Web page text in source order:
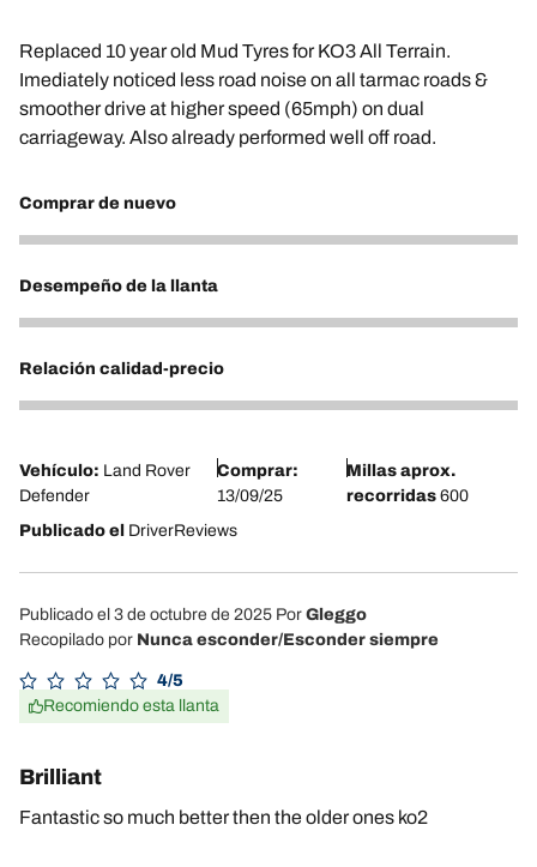
Replaced 10 year old Mud Tyres for KO3 All Terrain.
Imediately noticed less road noise on all tarmac roads &
smoother drive at higher speed (65mph) on dual
carriageway. Also already performed well off road.
Comprar de nuevo
5
Desempeño de la llanta
5
Relación calidad-precio
4
Vehículo: Land Rover
Defender
Comprar:
13/09/25
Millas aprox.
recorridas 600
Publicado el DriverReviews
Publicado el 3 de octubre de 2025 Por Gleggo
Recopilado por Nunca esconder/Esconder siempre
4/5
Recomiendo esta llanta
Brilliant
Fantastic so much better then the older ones ko2